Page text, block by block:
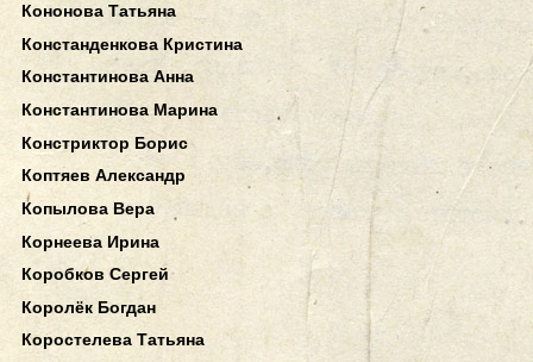
Кононова Татьяна
Констанденкова Кристина
Константинова Анна
Константинова Марина
Констриктор Борис
Коптяев Александр
Копылова Вера
Корнеева Ирина
Коробков Сергей
Королёк Богдан
Коростелева Татьяна